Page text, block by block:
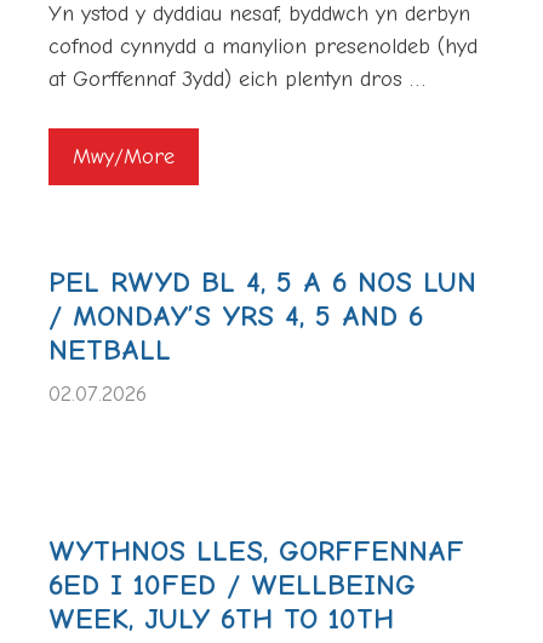
Yn ystod y dyddiau nesaf, byddwch yn derbyn
cofnod cynnydd a manylion presenoldeb (hyd
at Gorffennaf 3ydd) eich plentyn dros …
Mwy/More
PEL RWYD BL 4, 5 A 6 NOS LUN
/ MONDAY’S YRS 4, 5 AND 6
NETBALL
02.07.2026
WYTHNOS LLES, GORFFENNAF
6ED I 10FED / WELLBEING
WEEK, JULY 6TH TO 10TH